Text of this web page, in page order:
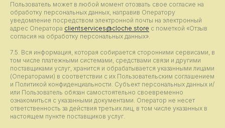
Пользователь может в любой момент отозвать свое согласие на
обработку персональных данных, направив Оператору
уведомление посредством электронной почты на электронный
адрес Оператора clientservices@cloche.store с пометкой «Отзыв
согласия на обработку персональных данных».
7.5. Вся информация, которая собирается сторонними сервисами, в
том числе платежными системами, средствами связи и другими
поставщиками услуг, хранится и обрабатывается указанными лицами
(Операторами) в соответствии с их Пользовательским соглашением
и Политикой конфиденциальности. Субъект персональных данных и/
или Пользователь обязан самостоятельно своевременно
ознакомиться с указанными документами. Оператор не несет
ответственность за действия третьих лиц, в том числе указанных в
настоящем пункте поставщиков услуг.